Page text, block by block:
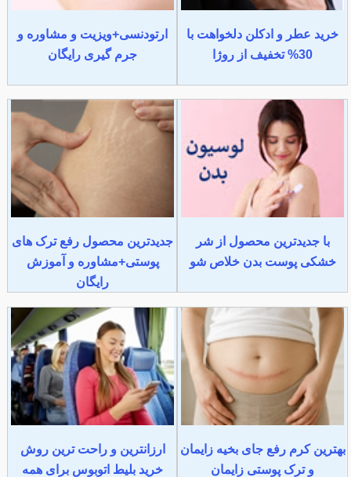
خرید عطر و ادکلن دلخواهت با
30% تخفیف از روژا
ارتودنسی+ویزیت و مشاوره و
جرم گیری رایگان
با جدیدترین محصول از شر
خشکی پوست بدن خلاص شو
جدیدترین محصول رفع ترک های
پوستی+مشاوره و آموزش
رایگان
بهترین کرم رفع جای بخیه زایمان
و ترک پوستی زایمان
ارزانترین و راحت ترین روش
خرید بلیط اتوبوس برای همه